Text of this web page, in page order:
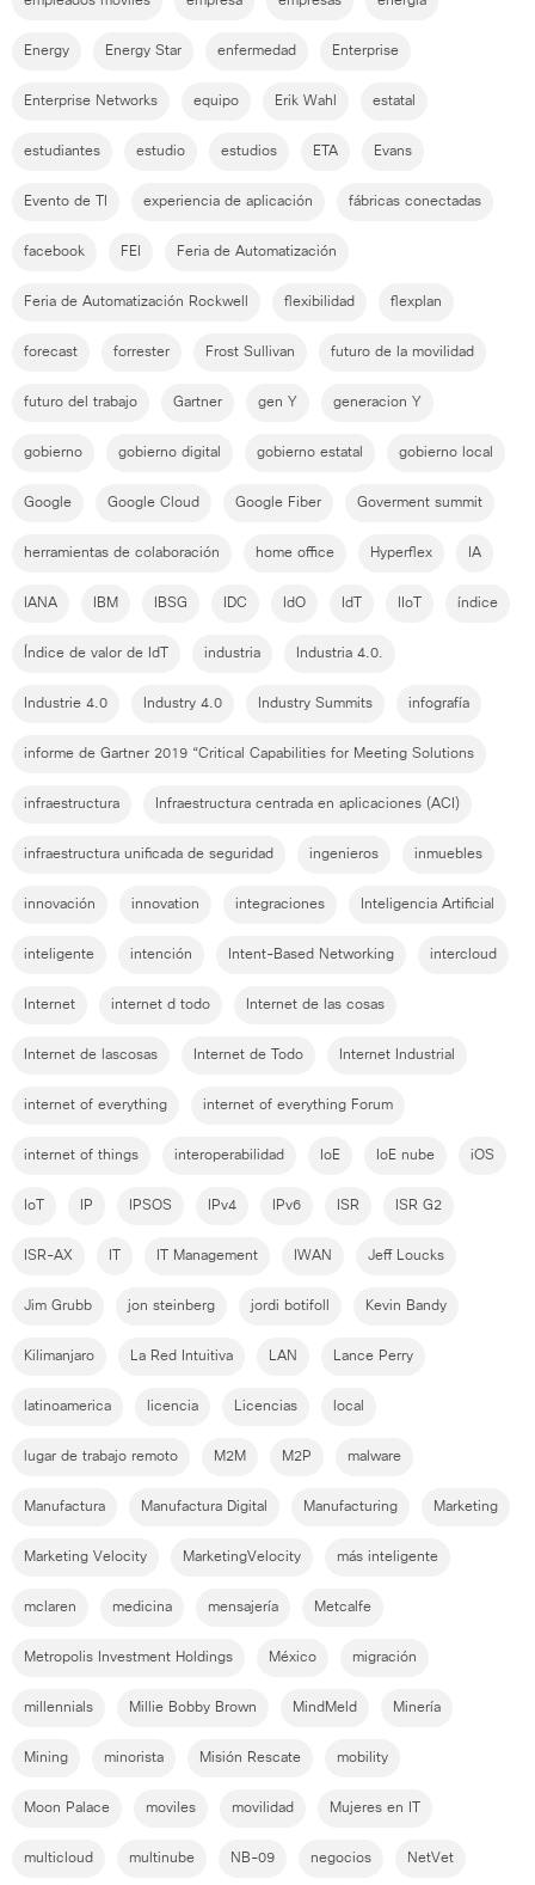
Energy Energy Star enfermedad Enterprise
Enterprise Networks equipo Erik Wahl estatal
estudiantes estudio estudios ETA Evans
Evento de TI experiencia de aplicación fábricas conectadas
facebook FEI Feria de Automatización
Feria de Automatización Rockwell flexibilidad flexplan
forecast forrester Frost Sullivan futuro de la movilidad
futuro del trabajo Gartner gen Y generacion Y
gobierno gobierno digital gobierno estatal gobierno local
Google Google Cloud Google Fiber Goverment summit
herramientas de colaboración home office Hyperflex IA
IANA IBM IBSG IDC IdO IdT IIoT índice
Índice de valor de IdT industria Industria 4.0.
Industrie 4.0 Industry 4.0 Industry Summits infografía
informe de Gartner 2019 “Critical Capabilities for Meeting Solutions
infraestructura Infraestructura centrada en aplicaciones (ACI)
infraestructura unificada de seguridad ingenieros inmuebles
innovación innovation integraciones Inteligencia Artificial
inteligente intención Intent-Based Networking intercloud
Internet internet d todo Internet de las cosas
Internet de lascosas Internet de Todo Internet Industrial
internet of everything internet of everything Forum
internet of things interoperabilidad IoE IoE nube iOS
IoT IP IPSOS IPv4 IPv6 ISR ISR G2
ISR-AX IT Management IWAN Jeff Loucks
Jim Grubb jon steinberg jordi botifoll Kevin Bandy
Kilimanjaro La Red Intuitiva LAN Lance Perry
latinoamerica licencia Licencias local
lugar de trabajo remoto M2M M2P malware
Manufactura Manufactura Digital Manufacturing Marketing
Marketing Velocity MarketingVelocity más inteligente
mclaren medicina mensajería Metcalfe
Metropolis Investment Holdings México migración
millennials Millie Bobby Brown MindMeld Minería
Mining minorista Misión Rescate mobility
Moon Palace moviles movilidad Mujeres en IT
multicloud multinube NB-09 negocios NetVet